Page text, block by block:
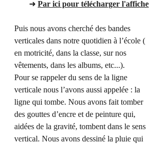
➜ Par ici pour télécharger l'affiche
Puis nous avons cherché des bandes
verticales dans notre quotidien à l’école (
en motricité, dans la classe, sur nos
vêtements, dans les albums, etc...).
Pour se rappeler du sens de la ligne
verticale nous l’avons aussi appelée : la
ligne qui tombe. Nous avons fait tomber
des gouttes d’encre et de peinture qui,
aidées de la gravité, tombent dans le sens
vertical. Nous avons dessiné la pluie qui